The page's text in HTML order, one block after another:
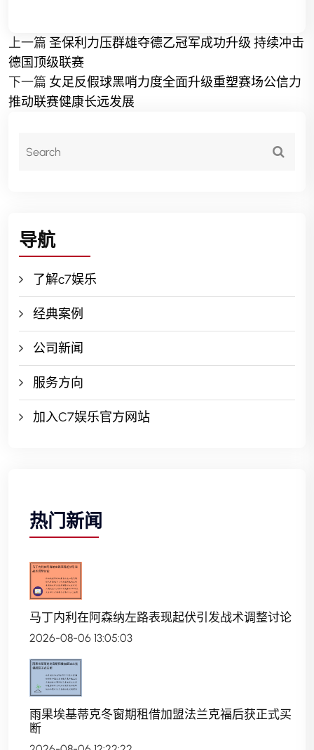
上一篇 圣保利力压群雄夺德乙冠军成功升级 持续冲击
德国顶级联赛
下一篇 女足反假球黑哨力度全面升级重塑赛场公信力
推动联赛健康长远发展
导航
了解c7娱乐
经典案例
公司新闻
服务方向
加入C7娱乐官方网站
热门新闻
马丁内利在阿森纳左路表现起伏引发战术调整讨论
2026-08-06 13:05:03
雨果埃基蒂克冬窗期租借加盟法兰克福后获正式买
断